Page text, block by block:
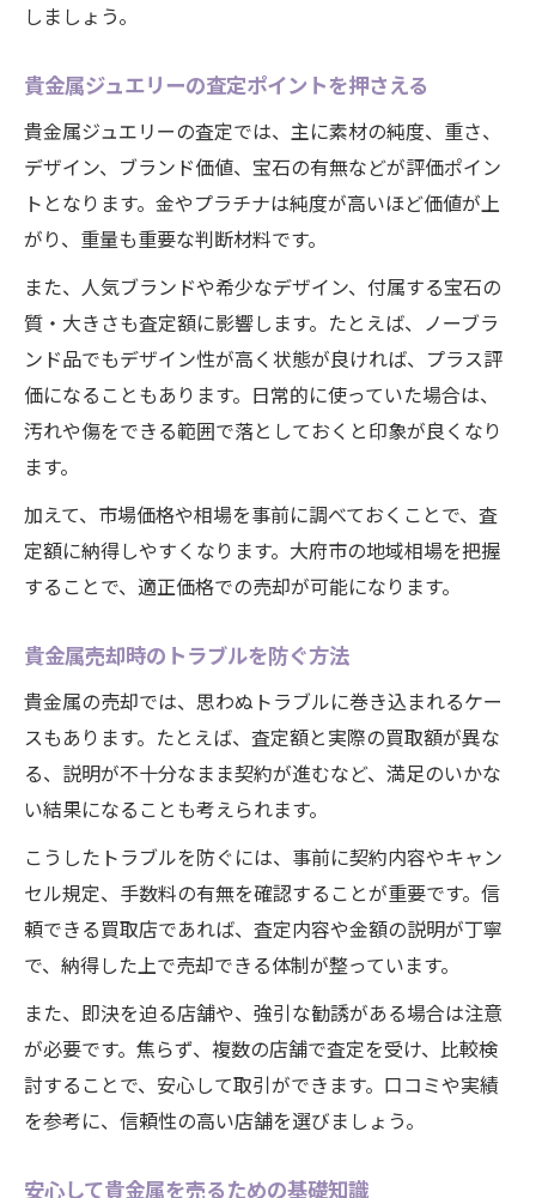
しましょう。
貴金属ジュエリーの査定ポイントを押さえる
貴金属ジュエリーの査定では、主に素材の純度、重さ、
デザイン、ブランド価値、宝石の有無などが評価ポイン
トとなります。金やプラチナは純度が高いほど価値が上
がり、重量も重要な判断材料です。
また、人気ブランドや希少なデザイン、付属する宝石の
質・大きさも査定額に影響します。たとえば、ノーブラ
ンド品でもデザイン性が高く状態が良ければ、プラス評
価になることもあります。日常的に使っていた場合は、
汚れや傷をできる範囲で落としておくと印象が良くなり
ます。
加えて、市場価格や相場を事前に調べておくことで、査
定額に納得しやすくなります。大府市の地域相場を把握
することで、適正価格での売却が可能になります。
貴金属売却時のトラブルを防ぐ方法
貴金属の売却では、思わぬトラブルに巻き込まれるケー
スもあります。たとえば、査定額と実際の買取額が異な
る、説明が不十分なまま契約が進むなど、満足のいかな
い結果になることも考えられます。
こうしたトラブルを防ぐには、事前に契約内容やキャン
セル規定、手数料の有無を確認することが重要です。信
頼できる買取店であれば、査定内容や金額の説明が丁寧
で、納得した上で売却できる体制が整っています。
また、即決を迫る店舗や、強引な勧誘がある場合は注意
が必要です。焦らず、複数の店舗で査定を受け、比較検
討することで、安心して取引ができます。口コミや実績
を参考に、信頼性の高い店舗を選びましょう。
安心して貴金属を売るための基礎知識